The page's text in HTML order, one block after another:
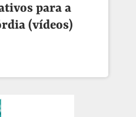
para a
(vídeos)